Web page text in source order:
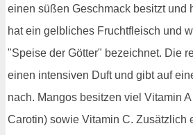
einen süßen Geschmack besitzt und
hat ein gelbliches Fruchtfleisch und
"Speise der Götter" bezeichnet. Die
einen intensiven Duft und gibt auf
nach. Mangos besitzen viel Vitamin
Carotin) sowie Vitamin C. Zusätzlich